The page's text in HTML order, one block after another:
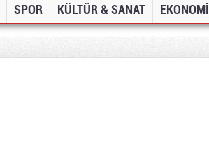
SPOR KÜLTÜR & SANAT EKONOMİ